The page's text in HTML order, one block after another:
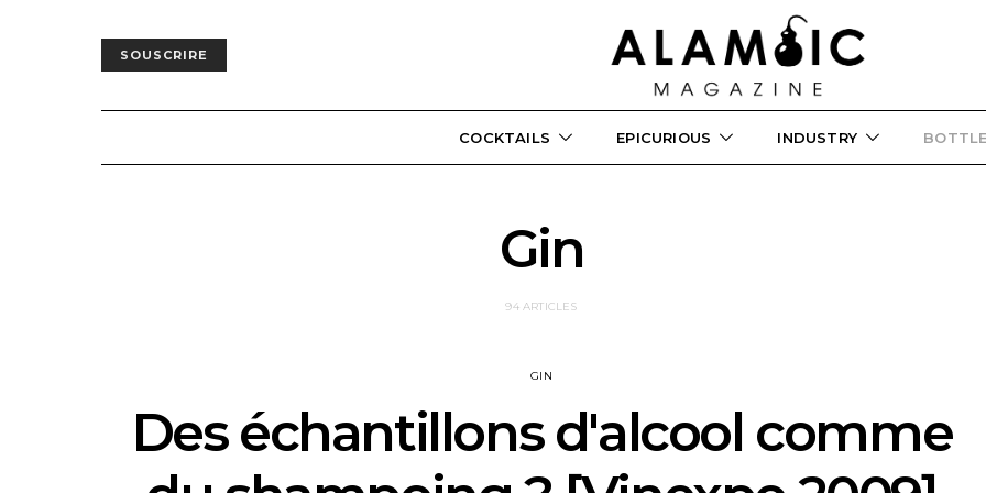
SOUSCRIRE
COCKTAILS EPICURIOUS INDUSTRY
Gin
94 ARTICLES
GIN
Des échantillons d'alcool comme